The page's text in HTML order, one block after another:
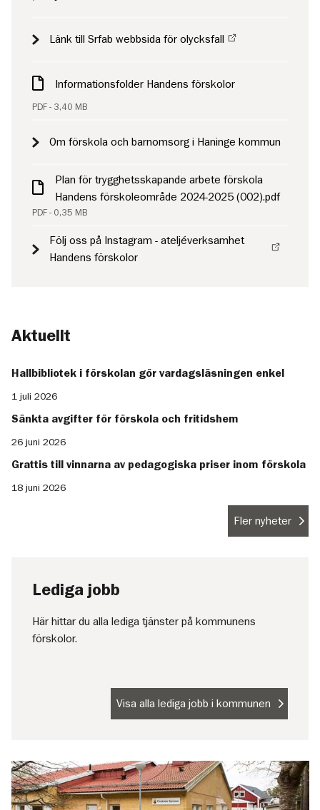
Länk till Srfab webbsida för olycksfall
Informationsfolder Handens förskolor
PDF - 3,40 MB
Om förskola och barnomsorg i Haninge kommun
Plan för trygghetsskapande arbete förskola
Handens förskoleområde 2024-2025 (002).pdf
PDF - 0,35 MB
Följ oss på Instagram - ateljéverksamhet
Handens förskolor
Aktuellt
Hallbibliotek i förskolan gör vardagsläsningen enkel
1 juli 2026
Sänkta avgifter för förskola och fritidshem
26 juni 2026
Grattis till vinnarna av pedagogiska priser inom förskola
18 juni 2026
Fler nyheter
Lediga jobb
Här hittar du alla lediga tjänster på kommunens
förskolor.
Visa alla lediga jobb i kommunen